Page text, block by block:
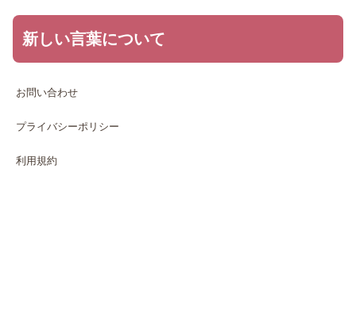
新しい言葉について
お問い合わせ
プライバシーポリシー
利用規約